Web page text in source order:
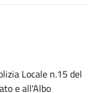
Locale n.15 del
e all'Albo